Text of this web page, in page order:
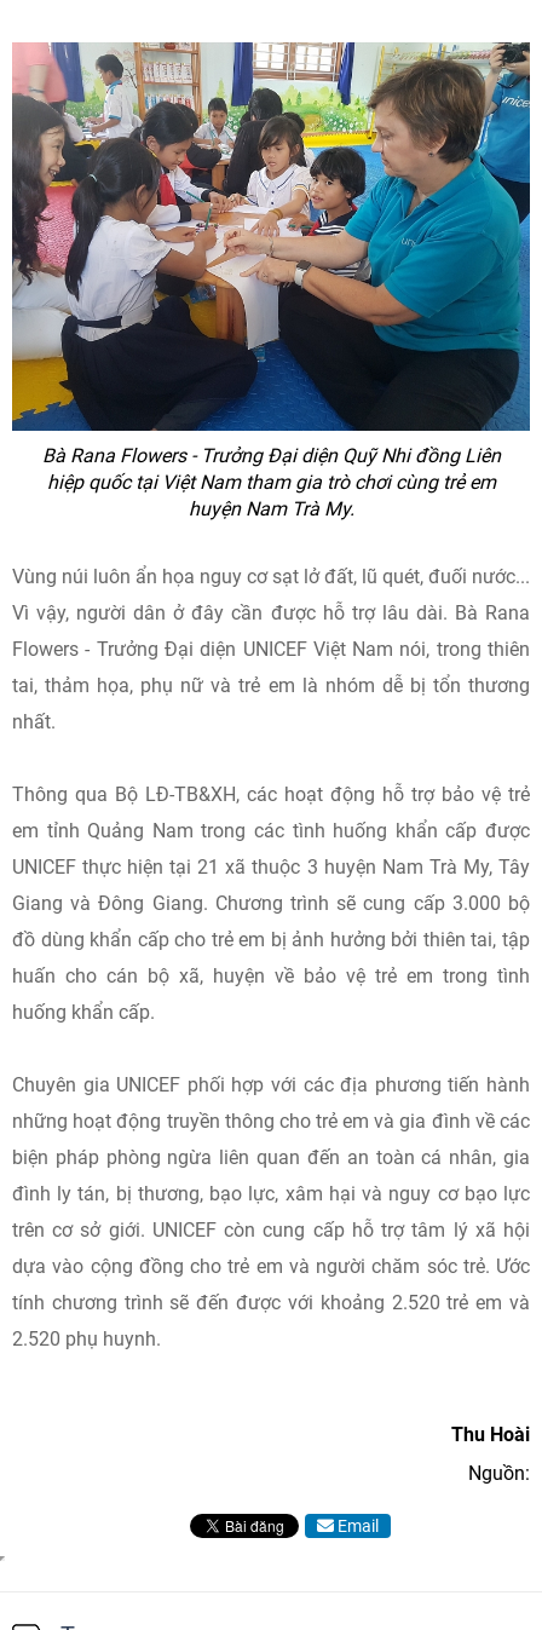
Bà Rana Flowers - Trưởng Đại diện Quỹ Nhi đồng Liên
hiệp quốc tại Việt Nam tham gia trò chơi cùng trẻ em
huyện Nam Trà My.
Vùng núi luôn ẩn họa nguy cơ sạt lở đất, lũ quét, đuối nước...
Vì vậy, người dân ở đây cần được hỗ trợ lâu dài. Bà Rana
Flowers - Trưởng Đại diện UNICEF Việt Nam nói, trong thiên
tai, thảm họa, phụ nữ và trẻ em là nhóm dễ bị tổn thương
nhất.
Thông qua Bộ LĐ-TB&XH, các hoạt động hỗ trợ bảo vệ trẻ
em tỉnh Quảng Nam trong các tình huống khẩn cấp được
UNICEF thực hiện tại 21 xã thuộc 3 huyện Nam Trà My, Tây
Giang và Đông Giang. Chương trình sẽ cung cấp 3.000 bộ
đồ dùng khẩn cấp cho trẻ em bị ảnh hưởng bởi thiên tai, tập
huấn cho cán bộ xã, huyện về bảo vệ trẻ em trong tình
huống khẩn cấp.
Chuyên gia UNICEF phối hợp với các địa phương tiến hành
những hoạt động truyền thông cho trẻ em và gia đình về các
biện pháp phòng ngừa liên quan đến an toàn cá nhân, gia
đình ly tán, bị thương, bạo lực, xâm hại và nguy cơ bạo lực
trên cơ sở giới. UNICEF còn cung cấp hỗ trợ tâm lý xã hội
dựa vào cộng đồng cho trẻ em và người chăm sóc trẻ. Ước
tính chương trình sẽ đến được với khoảng 2.520 trẻ em và
2.520 phụ huynh.
Thu Hoài
Nguồn:
Email